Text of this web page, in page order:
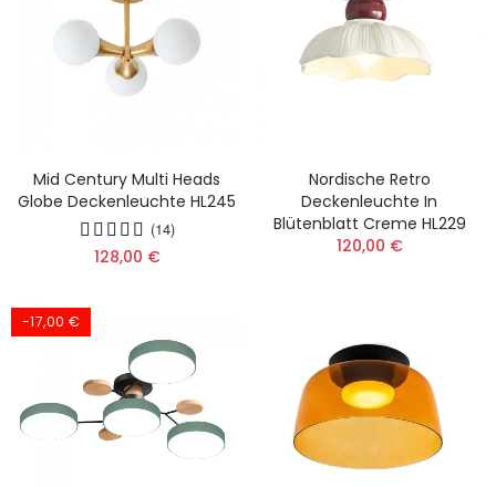
Mid Century Multi Heads
Globe Deckenleuchte HL245
(14)
128,00 €
Nordische Retro
Deckenleuchte In
Blütenblatt Creme HL229
120,00 €
-17,00 €